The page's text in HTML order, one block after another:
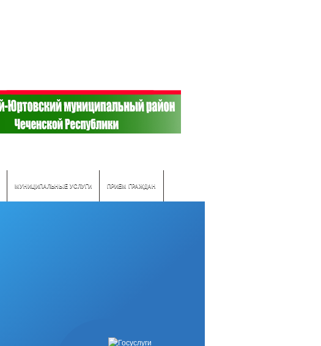
МУНИЦИПАЛЬНЫЕ УСЛУГИ ПРИЕМ ГРАЖДАН